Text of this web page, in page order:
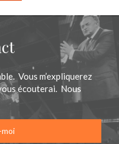
Vous m’expliquerez
écouterai. Nous